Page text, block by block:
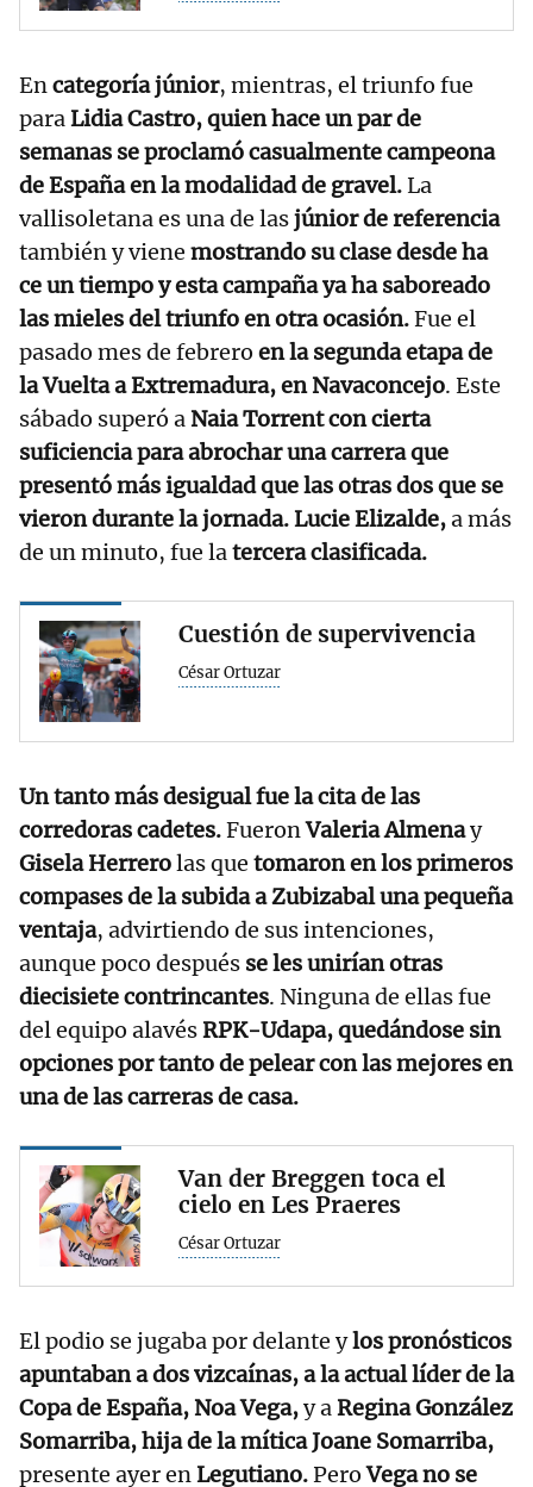
Encategoría júnior, mientras, el triunfo fue
paraLidia Castro, quien hace un par de
semanas se proclamó casualmente campeona
de España en la modalidad de gravel.La
vallisoletana es una de lasjúnior de referencia
también y viene mostrando su clase desde ha
ce un tiempo y esta campaña ya ha saboreado
las mieles del triunfo en otra ocasión.Fue el
pasado mes de febrero en la segunda etapa de
la Vuelta a Extremadura, en Navaconcejo. Este
sábado superó a Naia Torrent con cierta
suficiencia para abrochar una carrera que
presentó más igualdad que las otras dos que se
vieron durante la jornada. Lucie Elizalde,a más
de un minuto, fue latercera clasificada.
Cuestión de supervivencia
César Ortuzar
Un tanto más desigual fue la cita de las
corredoras cadetes.FueronValeria Almenay
Gisela Herrerolas que tomaron en los primeros
compases de la subida a Zubizabal una pequeña
ventaja, advirtiendo de sus intenciones,
aunque poco después se les unirían otras
diecisiete contrincantes. Ninguna de ellas fue
del equipo alavésRPK-Udapa, quedándose sin
opciones por tanto de pelear con las mejores en
una de las carreras de casa.
Van der Breggen toca el
cielo en Les Praeres
César Ortuzar
El podio se jugaba por delante ylos pronósticos
apuntaban a dos vizcaínas,a la actual líder de la
Copa de España, Noa Vega,y aRegina González
Somarriba, hija de la mítica Joane Somarriba,
presente ayer enLegutiano.PeroVega no se